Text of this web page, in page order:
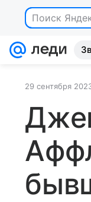
Поиск
29 сентября